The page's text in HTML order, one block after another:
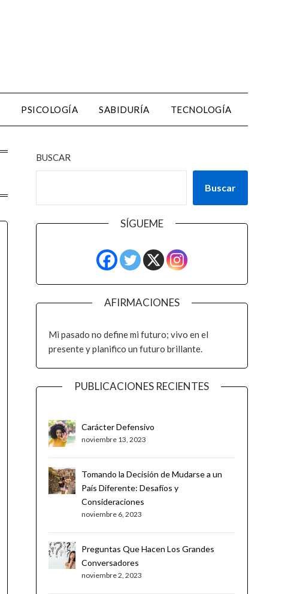
PSICOLOGÍA SABIDURÍA TECNOLOGÍA
BUSCAR
Buscar
SÍGUEME
AFIRMACIONES
Mi pasado no define mi futuro; vivo en el
presente y planifico un futuro brillante.
PUBLICACIONES RECIENTES
Carácter Defensivo
noviembre 13, 2023
Tomando la Decisión de Mudarse a un
País Diferente: Desafíos y
Consideraciones
noviembre 6, 2023
Preguntas Que Hacen Los Grandes
Conversadores
noviembre 2, 2023